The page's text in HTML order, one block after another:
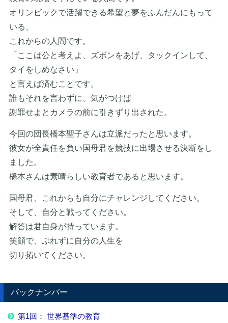
オリンピックで活躍できる希望と夢をふんだんにもって
いる、
これからの人間です。
「ここは公と考えよ、ズボンをあげ、タックインして、
タイをしめなさい」
と言えば済むことです。
誰もそれを言わずに、気がつけば
謝罪せよとカメラの前に引きずり出された。
今回の団長橋本聖子さんは立派だったと思います。
彼女が全責任を負い国母君を競技に出場させる決断をし
ました。
橋本さんは素晴らしい教育者であると思います。
国母君、これからも自分にチャレンジしてください。
そして、自分と戦ってください。
解答は君自身が持っています。
笑顔で、ぶれずに自分の人生を
切り拓いてください。
バックナンバー
第1回： 世界基準の教育